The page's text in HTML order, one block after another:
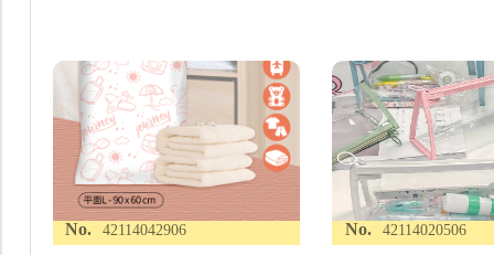
No. 42114042906 No. 42114020506